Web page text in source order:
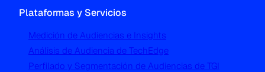
Plataformas y Servicios
Medición de Audiencias e Insights
Análisis de Audiencia de TechEdge
Perfilado y Segmentación de Audiencias de TGI